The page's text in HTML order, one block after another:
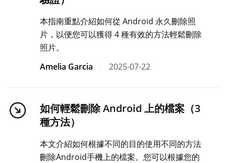
本指南重點介紹如何從 Android 永久刪除照
片，以便您可以獲得 4 種有效的方法輕鬆刪除
照片。
Amelia Garcia
2025-07-22
如何輕鬆刪除 Android 上的檔案（3
種方法）
本文介紹如何根據不同的目的使用不同的方法
刪除Android手機上的檔案。您可以根據您的